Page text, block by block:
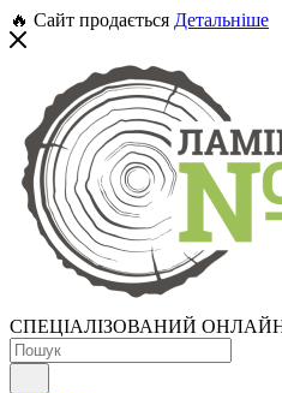
🔥 Сайт продається Детальніше
СПЕЦІАЛІЗОВАНИЙ